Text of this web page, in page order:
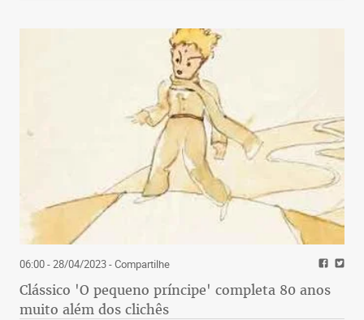
06:00 - 28/04/2023- Compartilhe
Clássico 'O pequeno príncipe' completa 80 anos
muito além dos clichês